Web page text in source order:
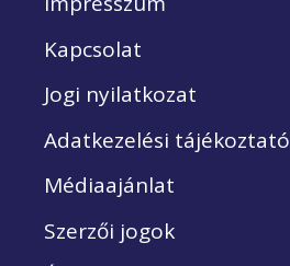
Kapcsolat
Jogi nyilatkozat
Adatkezelési tájékoztató
Médiaajánlat
Szerzői jogok